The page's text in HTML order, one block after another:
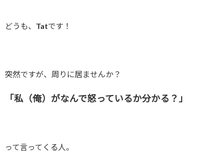
どうも、 Tatです！
突然ですが、周りに居ませんか？
「私（俺）がなんで怒っているか分かる？」
って言ってくる人。